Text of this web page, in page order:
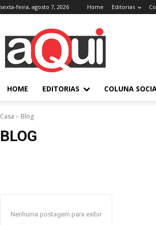
sexta-feira, agosto 7, 2026 Home Editorias
HOME EDITORIAS COLUNA
Casa Blog
BLOG
Nenhuma postagem para exibir